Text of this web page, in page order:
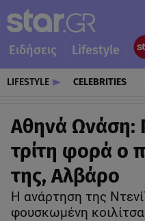
Ειδήσεις Lifestyle
LIFESTYLE CELEBRITIES
Αθηνά Ωνάση:
τρίτη φορά ο
της, Αλβάρο
Η ανάρτηση της
φουσκωμένη κοιλίτσα